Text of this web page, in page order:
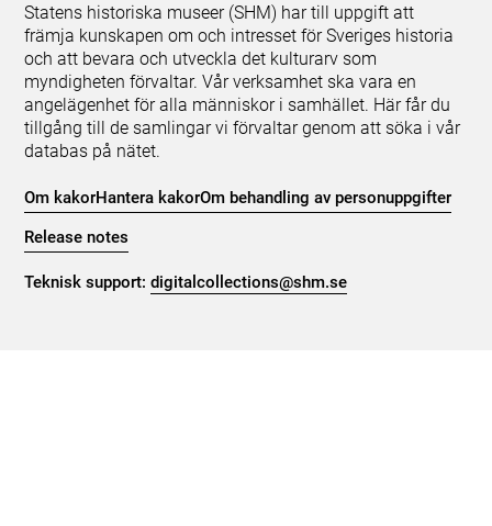
Statens historiska museer (SHM) har till uppgift att
främja kunskapen om och intresset för Sveriges historia
och att bevara och utveckla det kulturarv som
myndigheten förvaltar. Vår verksamhet ska vara en
angelägenhet för alla människor i samhället. Här får du
tillgång till de samlingar vi förvaltar genom att söka i vår
databas på nätet.
Om kakorHantera kakorOm behandling av personuppgifter
Release notes
Teknisk support:digitalcollections@shm.se